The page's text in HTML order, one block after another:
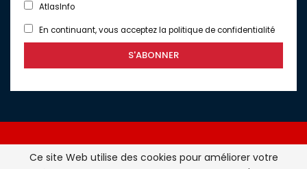
AtlasInfo
En continuant, vous acceptez la politique de confidentialité
Ce site Web utilise des cookies pour améliorer votre